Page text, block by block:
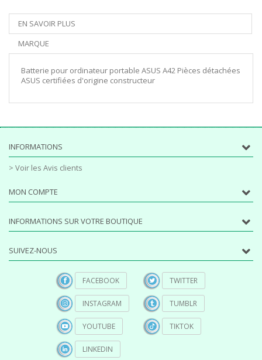
EN SAVOIR PLUS
MARQUE
Batterie pour ordinateur portable ASUS A42 Pièces détachées
ASUS certifiées d'origine constructeur
INFORMATIONS
> Voir les Avis clients
MON COMPTE
INFORMATIONS SUR VOTRE BOUTIQUE
SUIVEZ-NOUS
FACEBOOK
INSTAGRAM
YOUTUBE
LINKEDIN
TWITTER
TUMBLR
TIKTOK